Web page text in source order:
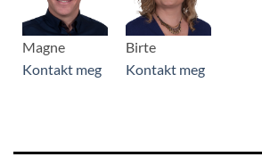
Magne
Kontakt meg
Birte
Kontakt meg